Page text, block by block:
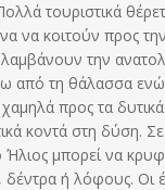
τουριστικά
να κοιτούν προς
την
από τη θάλασσα ενώ
προς τα
κοντά στη δύση. Σε
Ήλιος μπορεί να
δέντρα ή λόφους. Οι